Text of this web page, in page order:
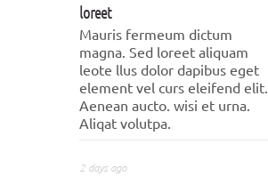
loreet
Mauris fermeum dictum
magna. Sed loreet aliquam
leote llus dolor dapibus eget
element vel curs eleifend elit.
Aenean aucto. wisi et urna.
Aliqat volutpa.
2 days ago